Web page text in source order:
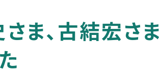
ま、古結宏さ